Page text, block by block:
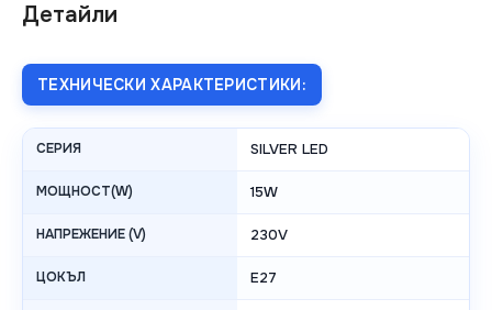
Детайли
ТЕХНИЧЕСКИ ХАРАКТЕРИСТИКИ:
СЕРИЯ SILVER LED
МОЩНОСТ(W) 15W
НАПРЕЖЕНИЕ (V) 230V
ЦОКЪЛ E27